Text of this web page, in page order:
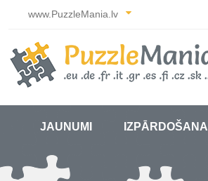
www.PuzzleMania.lv
JAUNUMI IZPĀRDOŠANA